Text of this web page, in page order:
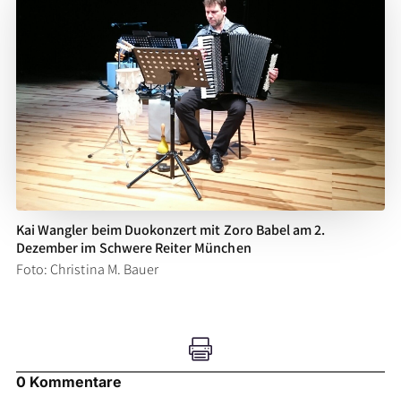
Kai Wangler beim Duokonzert mit Zoro Babel am 2.
Dezember im Schwere Reiter München
Foto: Christina M. Bauer

0 Kommentare